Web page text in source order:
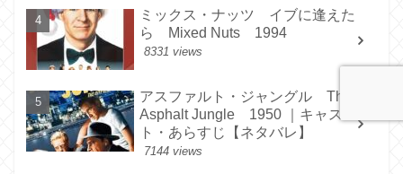
ミックス・ナッツ イブに逢えた
ら Mixed Nuts 1994
8331 views
アスファルト・ジャングル The
Asphalt Jungle 1950 ｜キャス
ト・あらすじ【ネタバレ】
7144 views